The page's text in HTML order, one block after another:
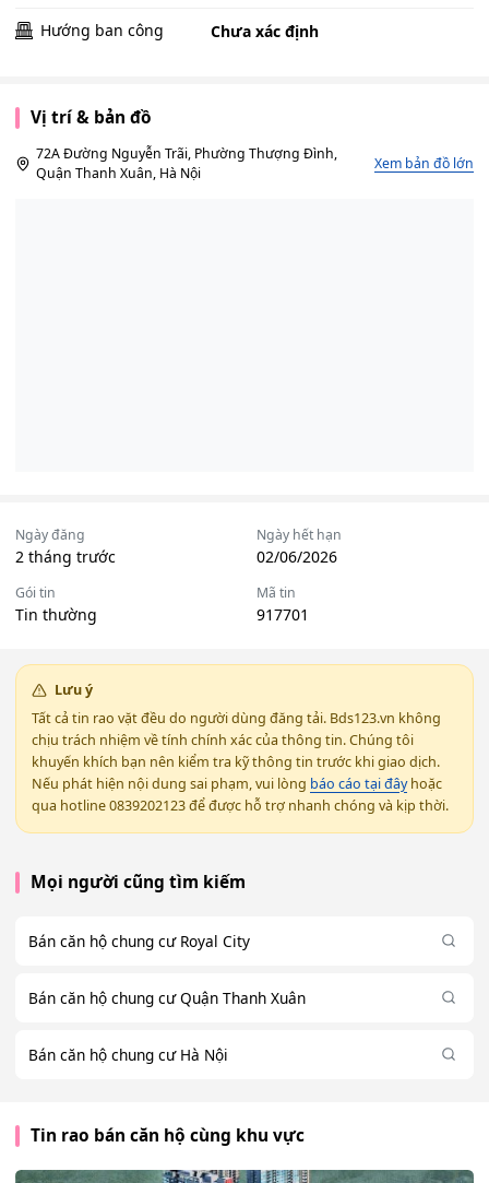
Hướng ban công Chưa xác định
Vị trí & bản đồ
72A Đường Nguyễn Trãi, Phường Thượng Đình,
Quận Thanh Xuân, Hà Nội
Xem bản đồ lớn
Ngày đăng
2 tháng trước
Ngày hết hạn
02/06/2026
Gói tin
Tin thường
Mã tin
917701
Lưu ý
Tất cả tin rao vặt đều do người dùng đăng tải. Bds123.vn không
chịu trách nhiệm về tính chính xác của thông tin. Chúng tôi
khuyến khích bạn nên kiểm tra kỹ thông tin trước khi giao dịch.
Nếu phát hiện nội dung sai phạm, vui lòng báo cáo tại đâyhoặc
qua hotline 0839202123 để được hỗ trợ nhanh chóng và kịp thời.
Mọi người cũng tìm kiếm
Bán căn hộ chung cư Royal City
Bán căn hộ chung cư Quận Thanh Xuân
Bán căn hộ chung cư Hà Nội
Tin rao bán căn hộ cùng khu vực